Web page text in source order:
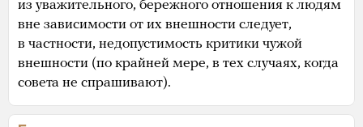
из уважительного, бережного отношения к людям
вне зависимости от их внешности следует,
в частности, недопустимость критики чужой
внешности (по крайней мере, в тех случаях, когда
совета не спрашивают).